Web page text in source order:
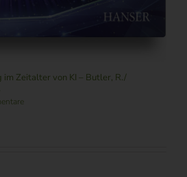
im Zeitalter von KI – Butler, R./